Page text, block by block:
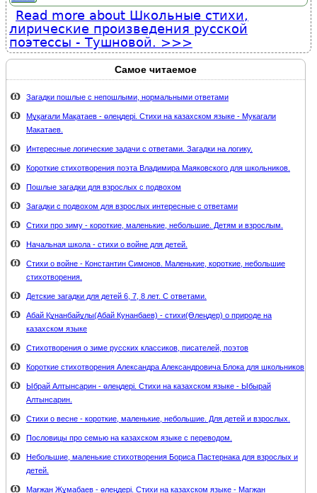
Read more about Школьные стихи,
лирические произведения русской
поэтессы - Тушновой.
Самое читаемое
Загадки пошлые с непошлыми, нормальными ответами
Мұқағали Мақатаев - өлеңдері. Стихи на казахском языке - Мукагали
Макатаев.
Интересные логические задачи с ответами. Загадки на логику.
Короткие стихотворения поэта Владимира Маяковского для школьников.
Пошлые загадки для взрослых с подвохом
Загадки с подвохом для взрослых интересные с ответами
Стихи про зиму - короткие, маленькие, небольшие. Детям и взрослым.
Начальная школа - стихи о войне для детей.
Стихи о войне - Константин Симонов. Маленькие, короткие, небольшие
стихотворения.
Детские загадки для детей 6, 7, 8 лет. С ответами.
Абай Құнанбайұлы(Абай Кунанбаев) - стихи(Өлеңдер) о природе на
казахском языке
Стихотворения о зиме русских классиков, писателей, поэтов
Короткие стихотворения Александра Александровича Блока для школьников
Ыбрай Алтынсарин - өлеңдері. Стихи на казахском языке - Ыбырай
Алтынсарин.
Стихи о весне - короткие, маленькие, небольшие. Для детей и взрослых.
Пословицы про семью на казахском языке с переводом.
Небольшие, маленькие стихотворения Бориса Пастернака для взрослых и
детей.
Мағжан Жұмабаев - өлеңдері. Стихи на казахском языке - Магжан